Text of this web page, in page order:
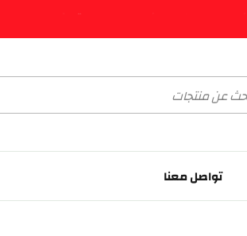
أمواج للمطرزات - الثوب الفلسطيني الأصيل!
تواصل معنا